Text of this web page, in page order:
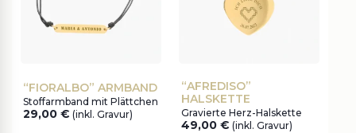
“FIORALBO” ARMBAND
Stoffarmband mit Plättchen
29,00 € (inkl. Gravur)
“AFREDISO”
HALSKETTE
Gravierte Herz-Halskette
49,00 € (inkl. Gravur)